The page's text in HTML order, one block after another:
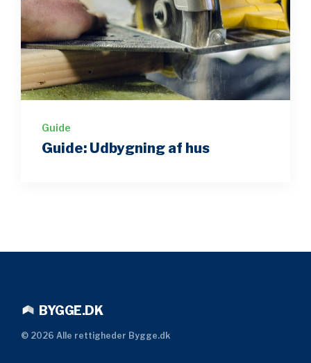
Guide
Guide: Udbygning af hus
BYGGE.DK
© 2026 Alle rettigheder Bygge.dk